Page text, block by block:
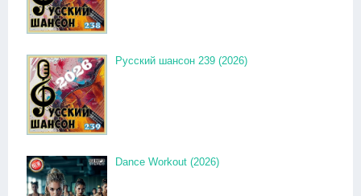
Русский шансон 239 (2026)
Dance Workout (2026)